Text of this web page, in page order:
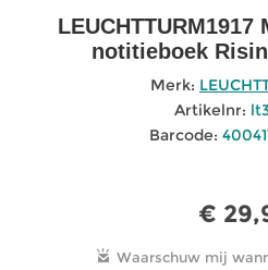
notitieboek
Merk:
Artikelnr:
Barcode:
€